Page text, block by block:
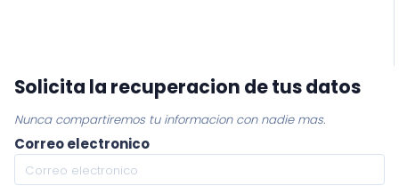
Solicita la recuperacion de tus datos
Nunca compartiremos tu informacion con nadie mas.
Correo electronico